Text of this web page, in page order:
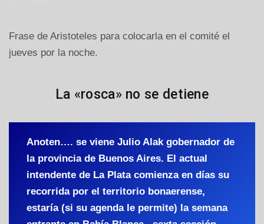
Frase de Aristoteles para colocarla en el comité el
jueves por la noche.
La «rosca» no se detiene
Anoten…. se viene Julio Alak gobernador de
la provincia de Buenos Aires. El actual
intendente de La Plata comienza en días su
recorrida por el territorio bonaerense,
estaría (si su agenda le permite) la semana